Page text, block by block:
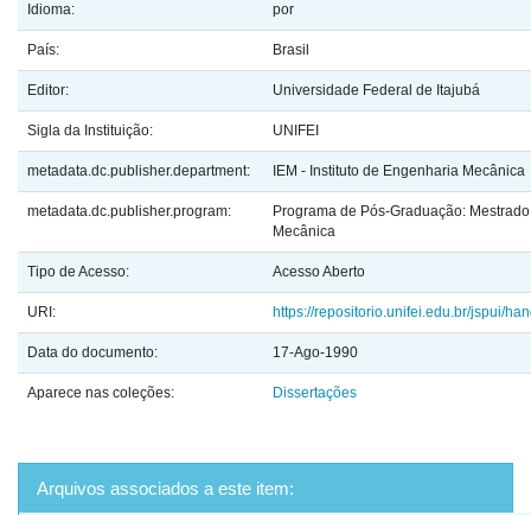
Idioma: por
País: Brasil
Editor: Universidade Federal de Itajubá
Sigla da Instituição: UNIFEI
metadata.dc.publisher.department: IEM - Instituto de Engenharia Mecânica
metadata.dc.publisher.program:
Programa de Pós-Graduação:
Mecânica
Tipo de Acesso: Acesso Aberto
URI: https://repositorio.unifei.edu.br/jspui/
Data do documento: 17-Ago-1990
Aparece nas coleções: Dissertações
Arquivos associados a este item: